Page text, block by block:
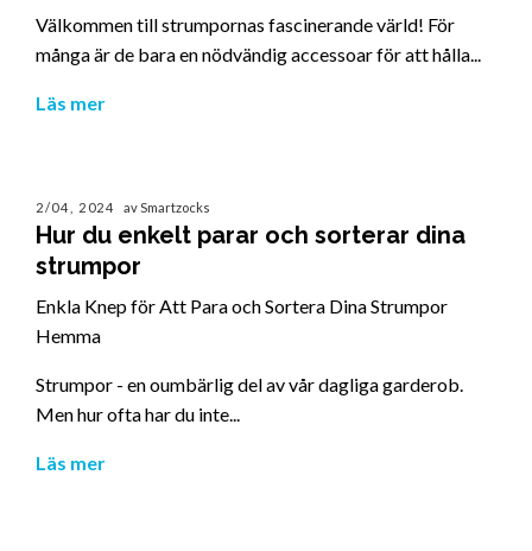
Välkommen till strumpornas fascinerande värld! För
många är de bara en nödvändig accessoar för att hålla...
Läs mer
2/04, 2024 av Smartzocks
Hur du enkelt parar och sorterar dina
strumpor
Enkla Knep för Att Para och Sortera Dina Strumpor
Hemma
Strumpor - en oumbärlig del av vår dagliga garderob.
Men hur ofta har du inte...
Läs mer